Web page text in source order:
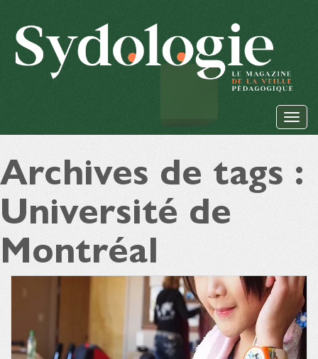
Archives de tags :
Université de
Montréal